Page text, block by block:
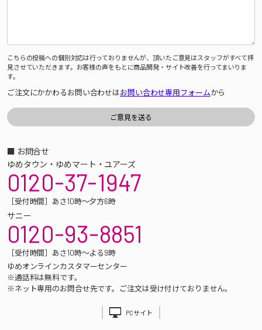
こちらの投稿への個別対応は行っておりませんが、頂いたご意見はスタッフがすべて拝
見させていただきます。お客様の声をもとに商品開発・サイト改善を行ってまいりま
す。
ご注文にかかわるお問い合わせはお問い合わせ専用フォームから
■ お問合せ
ゆめタウン・ゆめマート・ユアーズ
0120-37-1947
［受付時間］あさ10時～夕方6時
サニー
0120-93-8851
［受付時間］あさ10時～よる9時
ゆめオンラインカスタマーセンター
※通話料は無料です。
※ネット専用のお問合せ先です。ご注文は受け付けておりません。
PCサイト